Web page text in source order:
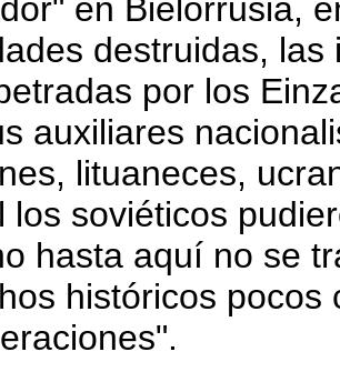
en Bielorrusia,
destruidas,
por los
auxiliares
lituaneces,
los soviéticos
hasta aquí no se
históricos pocos